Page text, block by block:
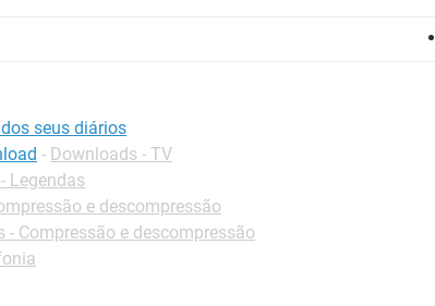
seus diários
- Downloads - TV
Legendas
e descompressão
- Compressão e descompressão